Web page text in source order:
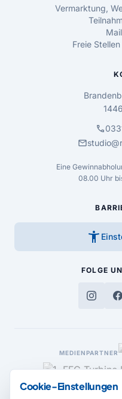
Vermarktung,
Freie
call
mail
Eine
08.00 Uhr
accessibility_new
FOLGE
MEDIENPARTNER
Cookie-Einstellungen